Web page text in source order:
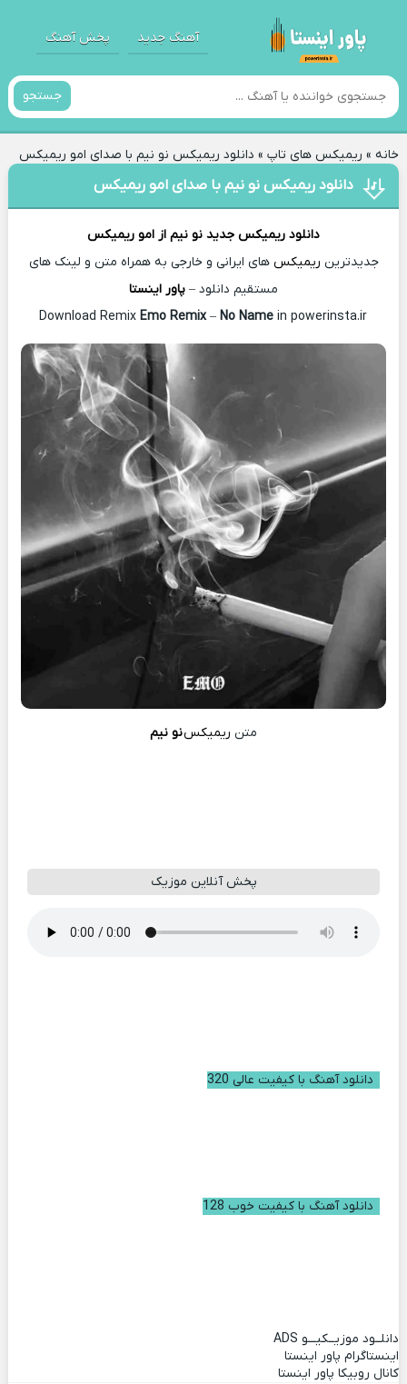
آهنگ جدید پخش آهنگ
جستجو
خانه» ریمیکس های تاپ» دانلود ریمیکس نو نیم با صدای امو ریمیکس
دانلود ریمیکس نو نیم با صدای امو ریمیکس
دانلود ریمیکس جدید نو نیم از امو ریمیکس
جدیدترین ریمیکس های ایرانی و خارجی به همراه متن و لینک های
مستقیم دانلود – پاور اینستا
Emo Remix– No Name in powerinsta.ir
متن ریمیکسنو نیم
پخش آنلاین موزیک
دانلود آهنگ با کیفیت عالی 320
دانلود آهنگ با کیفیت خوب 128
دانلــود موزیــکیـــو ADS
اینستاگرام پاور اینستا
کانال روبیکا پاور اینستا